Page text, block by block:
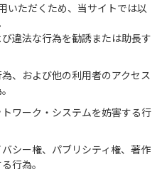
いただくため、当サイトでは以
違法な行為を勧誘または助長す
、および他の利用者のアクセス
ワーク・システムを妨害する行
シー権、パブリシティ権、著作
行為。